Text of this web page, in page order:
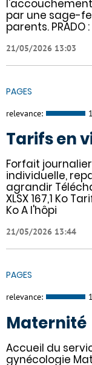
par une sage-
parents. PRADO
21/05/2026 13:03
PAGES
relevance:
Tarifs en
Forfait
individuelle,
agrandir
XLSX 167,1 Ko
Ko A l'hôpi
21/05/2026 13:44
PAGES
relevance:
Maternité
Accueil du
gynécologie